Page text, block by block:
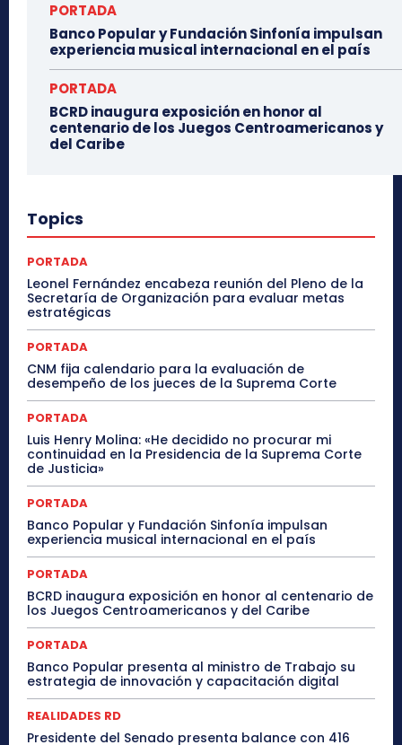
PORTADA
Banco Popular y Fundación Sinfonía impulsan
experiencia musical internacional en el país
PORTADA
BCRD inaugura exposición en honor al
centenario de los Juegos Centroamericanos y
del Caribe
Topics
PORTADA
Leonel Fernández encabeza reunión del Pleno de la
Secretaría de Organización para evaluar metas
estratégicas
PORTADA
CNM fija calendario para la evaluación de
desempeño de los jueces de la Suprema Corte
PORTADA
Luis Henry Molina: «He decidido no procurar mi
continuidad en la Presidencia de la Suprema Corte
de Justicia»
PORTADA
Banco Popular y Fundación Sinfonía impulsan
experiencia musical internacional en el país
PORTADA
BCRD inaugura exposición en honor al centenario de
los Juegos Centroamericanos y del Caribe
PORTADA
Banco Popular presenta al ministro de Trabajo su
estrategia de innovación y capacitación digital
REALIDADES RD
Presidente del Senado presenta balance con 416